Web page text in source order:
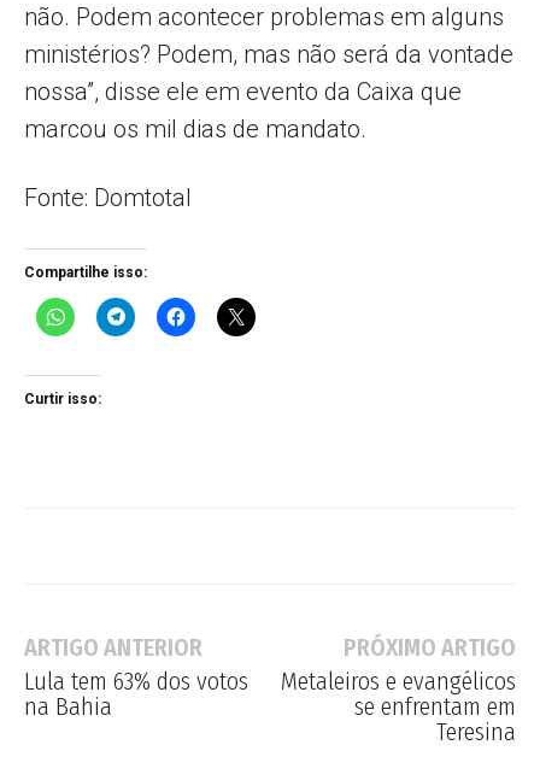
não. Podem acontecer problemas em alguns
ministérios? Podem, mas não será da vontade
nossa”, disse ele em evento da Caixa que
marcou os mil dias de mandato.
Fonte: Domtotal
Compartilhe isso:
Curtir isso:
ARTIGO ANTERIOR
Lula tem 63% dos votos
na Bahia
PRÓXIMO ARTIGO
Metaleiros e evangélicos
se enfrentam em
Teresina